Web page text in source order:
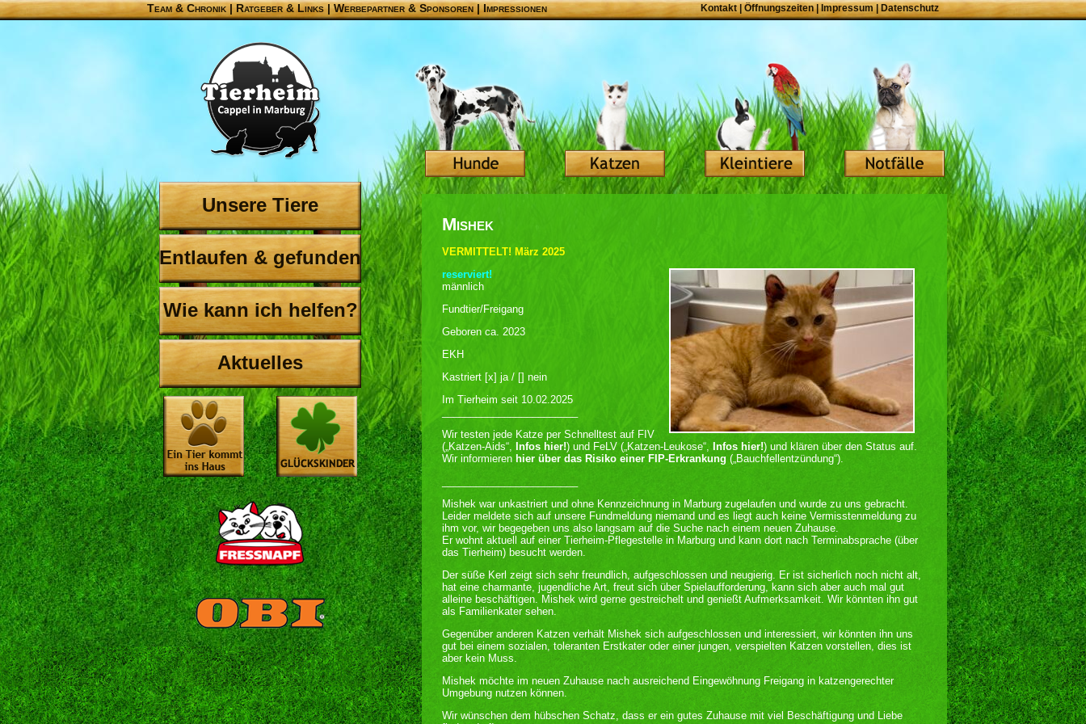
Team & Chronik |Ratgeber & Links|Werbepartner & Sponsoren|Impressionen Kontakt Öffnungszeiten| Impressum|Datenschutz
Unsere Tiere
Entlaufen & gefunden
Wie kann ich helfen?
Aktuelles
Mishek
VERMITTELT! März 2025
reserviert!
männlich
Fundtier/Freigang
Geboren ca. 2023
EKH
Kastriert [x] ja / [] nein
Im Tierheim seit 10.02.2025
Wir testen jede Katze per Schnelltest auf FIV
(„Katzen-Aids“, Infos hier!) und FeLV („Katzen-Leukose“, Infos hier!) und klären über den Status auf.
Wir informieren hier über das Risiko einer FIP-Erkrankung („Bauchfellentzündung“).
Mishek war unkastriert und ohne Kennzeichnung in Marburg zugelaufen und wurde zu uns gebracht.
Leider meldete sich auf unsere Fundmeldung niemand und es liegt auch keine Vermisstenmeldung zu
ihm vor, wir begegeben uns also langsam auf die Suche nach einem neuen Zuhause.
Er wohnt aktuell auf einer Tierheim-Pflegestelle in Marburg und kann dort nach Terminabsprache (über
das Tierheim) besucht werden.
Der süße Kerl zeigt sich sehr freundlich, aufgeschlossen und neugierig. Er ist sicherlich noch nicht alt,
hat eine charmante, jugendliche Art, freut sich über Spielaufforderung, kann sich aber auch mal gut
alleine beschäftigen. Mishek wird gerne gestreichelt und genießt Aufmerksamkeit. Wir könnten ihn gut
als Familienkater sehen.
Gegenüber anderen Katzen verhält Mishek sich aufgeschlossen und interessiert, wir könnten ihn uns
gut bei einem sozialen, toleranten Erstkater oder einer jungen, verspielten Katzen vorstellen, dies ist
aber kein Muss.
Mishek möchte im neuen Zuhause nach ausreichend Eingewöhnung Freigang in katzengerechter
Umgebung nutzen können.
Wir wünschen dem hübschen Schatz, dass er ein gutes Zuhause mit viel Beschäftigung und Liebe